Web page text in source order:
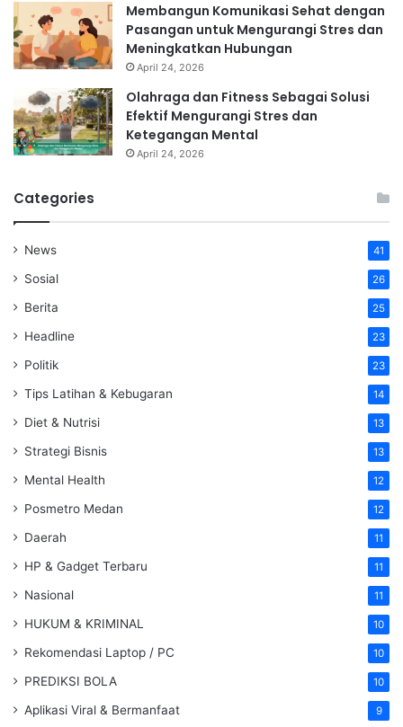
Membangun Komunikasi Sehat dengan
Pasangan untuk Mengurangi Stres dan
Meningkatkan Hubungan
April 24, 2026
Olahraga dan Fitness Sebagai Solusi
Efektif Mengurangi Stres dan
Ketegangan Mental
April 24, 2026
Categories
News 41
Sosial 26
Berita 25
Headline 23
Politik 23
Tips Latihan & Kebugaran 14
Diet & Nutrisi 13
Strategi Bisnis 13
Mental Health 12
Posmetro Medan 12
Daerah 11
HP & Gadget Terbaru 11
Nasional 11
HUKUM & KRIMINAL 10
Rekomendasi Laptop / PC 10
PREDIKSI BOLA 10
Aplikasi Viral & Bermanfaat 9